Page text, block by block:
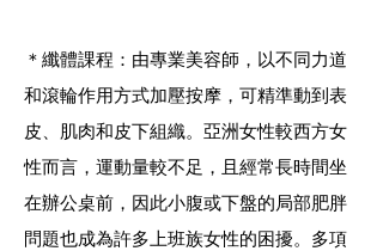
＊纖體課程：由專業美容師，以不同力道
和滾輪作用方式加壓按摩，可精準動到表
皮、肌肉和皮下組織。亞洲女性較西方女
性而言，運動量較不足，且經常長時間坐
在辦公桌前，因此小腹或下盤的局部肥胖
問題也成為許多上班族女性的困擾。多項